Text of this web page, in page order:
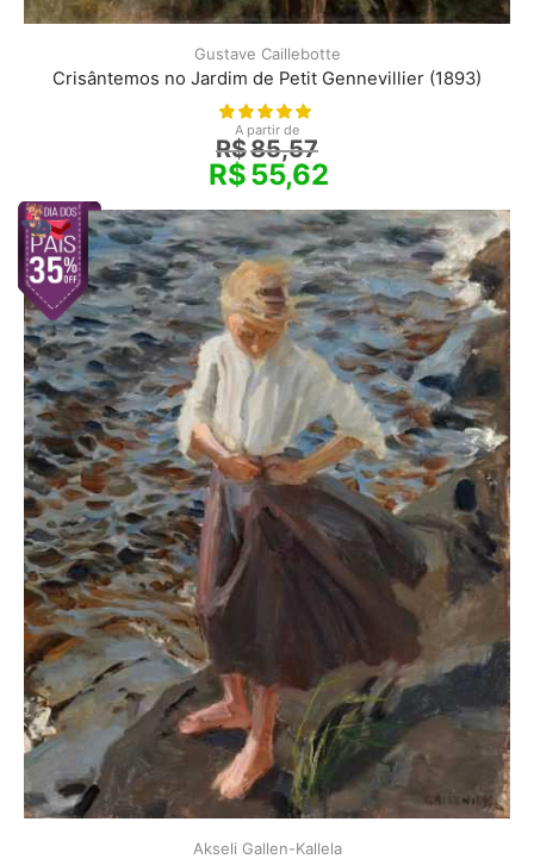
Gustave Caillebotte
Crisântemos no Jardim de Petit Gennevillier (1893)
A partir de
R$85,57
R$55,62
Akseli Gallen-Kallela